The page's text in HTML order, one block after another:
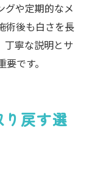
とホームの
白く保つコ
グや定期的なメ
術後も白さを長
丁寧な説明とサ
です。
戻す選